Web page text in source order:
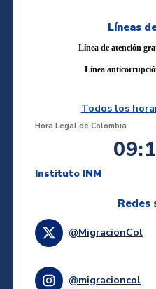
Líneas
Línea de atención
Línea
Todos los
Hora Legal de Colombia
Instituto INM
Redes
@MigracionCol
@migracioncol